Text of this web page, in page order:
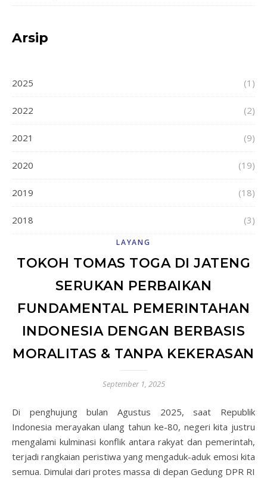
Arsip
2025 (1)
2022 (2)
2021 (9)
2020 (19)
2019 (18)
2018 (3)
LAYANG
TOKOH TOMAS TOGA DI JATENG
SERUKAN PERBAIKAN
FUNDAMENTAL PEMERINTAHAN
INDONESIA DENGAN BERBASIS
MORALITAS & TANPA KEKERASAN
September 1, 2025
Di penghujung bulan Agustus 2025, saat Republik
Indonesia merayakan ulang tahun ke-80, negeri kita justru
mengalami kulminasi konflik antara rakyat dan pemerintah,
terjadi rangkaian peristiwa yang mengaduk-aduk emosi kita
semua. Dimulai dari protes massa di depan Gedung DPR RI